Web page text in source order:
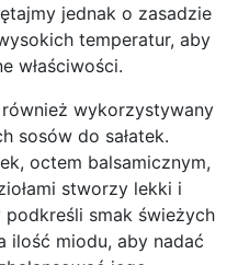
jednak o zasadzie
temperatur, aby
właściwości.
wykorzystywany
sosów do sałatek.
octem balsamicznym,
stworzy lekki i
smak świeżych
ilość miodu, aby nadać